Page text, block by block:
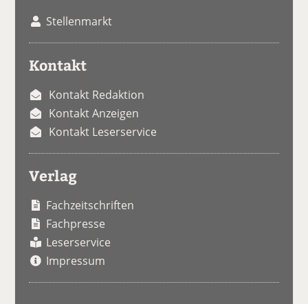
Stellenmarkt
Kontakt
Kontakt Redaktion
Kontakt Anzeigen
Kontakt Leserservice
Verlag
Fachzeitschriften
Fachpresse
Leserservice
Impressum